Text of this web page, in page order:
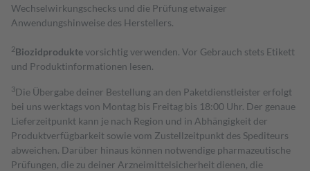
Wechselwirkungschecks und die Prüfung etwaiger
Anwendungshinweise des Herstellers.
2Biozidproduktevorsichtig verwenden. Vor Gebrauch stets Etikett
und Produktinformationen lesen.
3Die Übergabe deiner Bestellung an den Paketdienstleister erfolgt
bei uns werktags von Montag bis Freitag bis 18:00 Uhr. Der genaue
Lieferzeitpunkt kann je nach Region und in Abhängigkeit der
Produktverfügbarkeit sowie vom Zustellzeitpunkt des Spediteurs
abweichen. Darüber hinaus können notwendige pharmazeutische
Prüfungen, die zu deiner Arzneimittelsicherheit dienen, die